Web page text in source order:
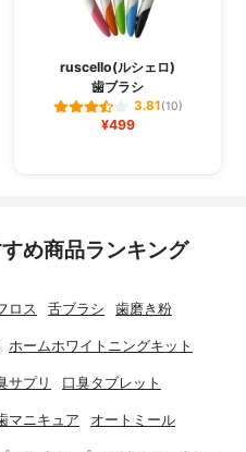
ruscello(ルシェロ)
歯ブラシ
3.81(10)
¥499
め商品ランキング
ロス 舌ブラシ 歯磨き粉
ホームホワイトニングキット
サプリ 口臭タブレット
マニキュア オートミール